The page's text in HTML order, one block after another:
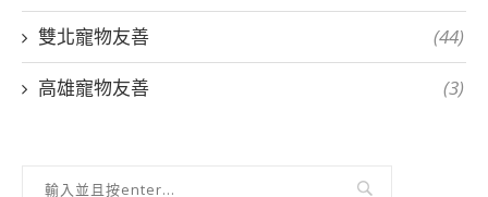
雙北寵物友善 (44)
高雄寵物友善 (3)